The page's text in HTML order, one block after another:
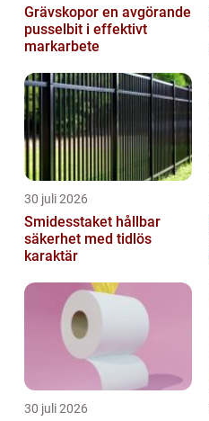
Grävskopor en avgörande
pusselbit i effektivt
markarbete
30 juli 2026
Smidesstaket hållbar
säkerhet med tidlös
karaktär
30 juli 2026